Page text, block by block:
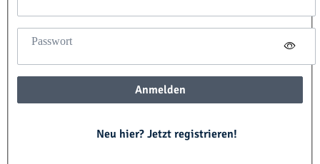
Passwort
Anmelden
Neu hier? Jetzt registrieren!